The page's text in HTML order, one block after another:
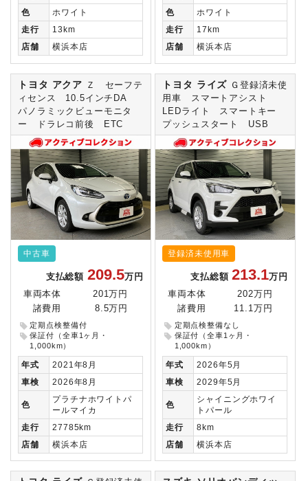
色
ホワイト
走行
13km
店舗
横浜本店
色
ホワイト
走行
17km
店舗
横浜本店
トヨタ アクア
Ｚ セーフテ
ィセンス 10.5インチDA
パノラミックビューモニタ
ー ドラレコ前後 ETC
中古車
支払総額 209.5万円
車両本体
201万円
諸費用
8.5万円
定期点検整備付
保証付（全車1ヶ月・
1,000km）
年式
2021年8月
車検
2026年8月
色
プラチナホワイトパ
ールマイカ
走行
27785km
店舗
横浜本店
トヨタ ライズ Ｇ登録済未使
用車 スマートアシスト
LEDライト スマートキー
プッシュスタート USB
登録済未使用車
支払総額213.1万円
車両本体
202万円
諸費用
11.1万円
定期点検整備なし
保証付（全車1ヶ月・
1,000km）
年式
2026年5月
車検
2029年5月
色
シャイニングホワイ
トパール
走行
8km
店舗
横浜本店